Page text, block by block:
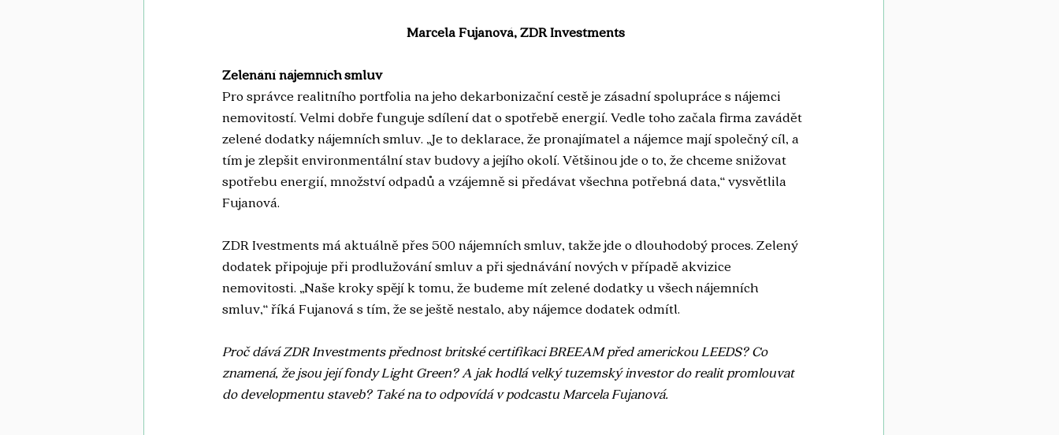
Marcela Fujanová, ZDR Investments
Zelenání nájemních smluv
Pro správce realitního portfolia na jeho dekarbonizační cestě je zásadní spolupráce s nájemci
nemovitostí. Velmi dobře funguje sdílení dat o spotřebě energií. Vedle toho začala firma zavádět
zelené dodatky nájemních smluv. „Je to deklarace, že pronajímatel a nájemce mají společný cíl, a
tím je zlepšit environmentální stav budovy a jejího okolí. Většinou jde o to, že chceme snižovat
spotřebu energií, množství odpadů a vzájemně si předávat všechna potřebná data,“ vysvětlila
Fujanová.
ZDR Ivestments má aktuálně přes 500 nájemních smluv, takže jde o dlouhodobý proces. Zelený
dodatek připojuje při prodlužování smluv a při sjednávání nových v případě akvizice
nemovitosti. „Naše kroky spějí k tomu, že budeme mít zelené dodatky u všech nájemních
smluv,“ říká Fujanová s tím, že se ještě nestalo, aby nájemce dodatek odmítl.
Proč dává ZDR Investments přednost britské certifikaci BREEAM před americkou LEEDS? Co
znamená, že jsou její fondy Light Green? A jak hodlá velký tuzemský investor do realit promlouvat
do developmentu staveb? Také na to odpovídá v podcastu Marcela Fujanová.